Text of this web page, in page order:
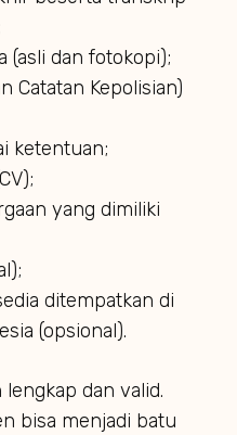
(asli dan fotokopi);
Catatan Kepolisian)
ketentuan;
yang dimiliki
ditempatkan di
(opsional).
dan valid.
bisa menjadi batu